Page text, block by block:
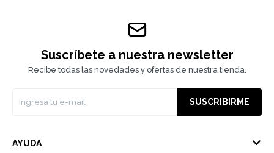
Suscríbete a nuestra newsletter
Recibe todas las novedades y ofertas de nuestra tienda.
SUSCRIBIRME
AYUDA